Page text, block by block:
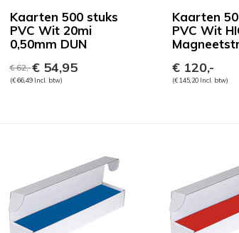
Kaarten 500 stuks
PVC Wit 20mi
0,50mm DUN
€ 62,-€ 54,95
(€ 66,49 Incl. btw)
Kaarten
PVC Wit
€ 120,-
(€ 145,20 Incl. btw)